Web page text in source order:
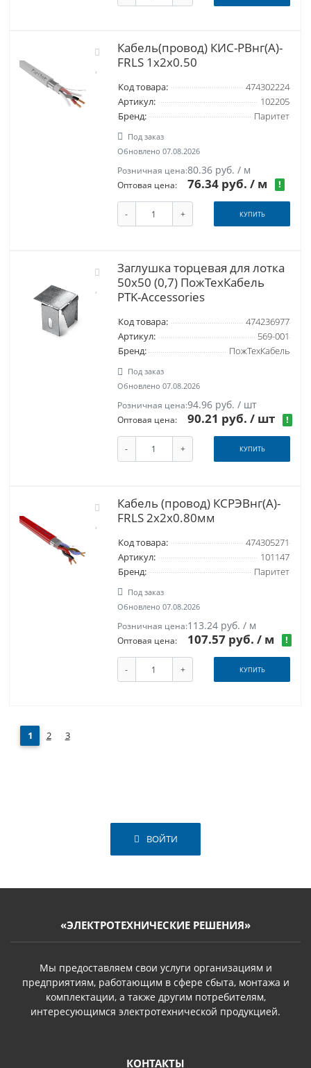
Кабель(провод) КИС-РВнг(А)-
FRLS 1х2х0.50
Код товара:
474302224
Артикул:
102205
Бренд:
Паритет
Под заказ
Обновлено 07.08.2026
Розничная цена:80.36 руб. / м
Оптовая цена: 76.34 руб./ м !
- + КУПИТЬ
Заглушка торцевая для лотка
50х50 (0,7) ПожТехКабель
PTK-Accessories
Код товара:
474236977
Артикул:
569-001
Бренд:
ПожТехКабель
Под заказ
Обновлено 07.08.2026
Розничная цена:94.96 руб. / шт
Оптовая цена: 90.21 руб./ шт !
- + КУПИТЬ
Кабель (провод) КСРЭВнг(А)-
FRLS 2х2х0.80мм
Код товара:
474305271
Артикул:
101147
Бренд:
Паритет
Под заказ
Обновлено 07.08.2026
Розничная цена:113.24 руб. / м
Оптовая цена: 107.57 руб./ м !
- + КУПИТЬ
1 2 3
ВОЙТИ
«ЭЛЕКТРОТЕХНИЧЕСКИЕ РЕШЕНИЯ»
Мы предоставляем свои услуги организациям и
предприятиям, работающим в сфере сбыта, монтажа и
комплектации, а также другим потребителям,
интересующимся электротехнической продукцией.
КОНТАКТЫ